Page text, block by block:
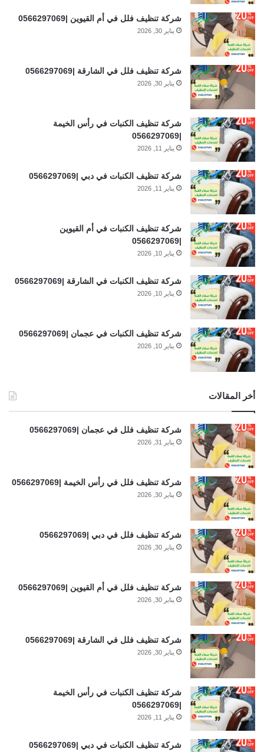
شركة تنظيف فلل في أم القيوين |0566297069
يناير 30, 2026
شركة تنظيف فلل في الشارقة |0566297069
يناير 30, 2026
شركة تنظيف الكنبات في رأس الخيمة
|0566297069
يناير 11, 2026
شركة تنظيف الكنبات في دبي |0566297069
يناير 11, 2026
شركة تنظيف الكنبات في أم القيوين
|0566297069
يناير 10, 2026
شركة تنظيف الكنبات في الشارقة |0566297069
يناير 10, 2026
شركة تنظيف الكنبات في عجمان |0566297069
يناير 10, 2026
أخر المقالات
شركة تنظيف فلل في عجمان |0566297069
يناير 31, 2026
شركة تنظيف فلل في رأس الخيمة |0566297069
يناير 30, 2026
شركة تنظيف فلل في دبي |0566297069
يناير 30, 2026
شركة تنظيف فلل في أم القيوين |0566297069
يناير 30, 2026
شركة تنظيف فلل في الشارقة |0566297069
يناير 30, 2026
شركة تنظيف الكنبات في رأس الخيمة
|0566297069
يناير 11, 2026
شركة تنظيف الكنبات في دبي |0566297069